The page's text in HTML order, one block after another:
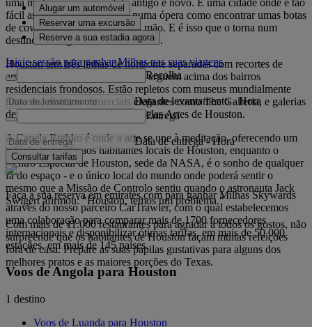
fácil assistir a um espetáculo numa ópera como encontrar umas botas
de cowboy autênticas e feitas à mão. E é isso que o torna num
destino de viagem tão diversificado.
Houston tem três linhas de horizonte separadas com recortes de
arranha-céus magníficos, que se erguem acima dos bairros
residenciais frondosos. Estão repletos com museus mundialmente
famosos, distritos comerciais elegantes como The Galleria, e galerias
de arte, incluindo o Museu de Belas Artes de Houston.
A Capela Rothko é onde a arte se une à meditação, oferecendo um
refúgio tranquilo aos habitantes locais de Houston, enquanto o
Centro Espacial de Houston, sede da NASA, é o sonho de qualquer
fã do espaço - e o único local do mundo onde poderá sentir o
mesmo que a Missão de Controlo sentiu quando o astronauta Jack
Swigert afirmou: "Houston, temos um problema."
Com mais de 11.000 restaurantes para agradar a todos os gostos, não
surpreende que os habitantes de Houston façam muitas refeições
fora de casa. Prepare as suas papilas gustativas para alguns dos
melhores pratos e as maiores porções do Texas.
Alugar um automóvel
Reservar uma excursão
Reserve a sua estadia agora
Inicie sessão para ganhar Milhas nas suas viagens
Recolha
Data de levantamento - Hora
Entrega
Data de entrega - Hora
Consultar tarifas
Faça a sua reserva em emirates.com para ganhar Milhas Skywards
através do nosso parceiro CarTrawler, com o qual estabelecemos
uma colaboração para comparar mais de 1700 fornecedores
internacionais e disponibilizar ótimas tarifas, em mais de 50 000
estações, em mais de 145 países.
Voos de Angola para Houston
1 destino
Voos de Luanda para Houston